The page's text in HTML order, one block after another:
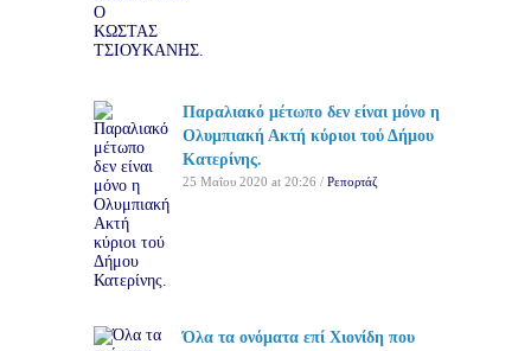
Παραλιακό μέτωπο δεν είναι μόνο η
Ολυμπιακή Ακτή κύριοι τού Δήμου
Κατερίνης.
25 Μαΐου 2020 at 20:26 / Ρεπορτάζ
Όλα τα ονόματα επί Χιονίδη που